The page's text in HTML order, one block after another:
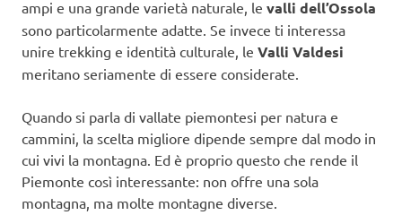
ampi e una grande varietà naturale, le valli dell’Ossola
sono particolarmente adatte. Se invece ti interessa
unire trekking e identità culturale, le Valli Valdesi
meritano seriamente di essere considerate.
Quando si parla di vallate piemontesi per natura e
cammini, la scelta migliore dipende sempre dal modo in
cui vivi la montagna. Ed è proprio questo che rende il
Piemonte così interessante: non offre una sola
montagna, ma molte montagne diverse.